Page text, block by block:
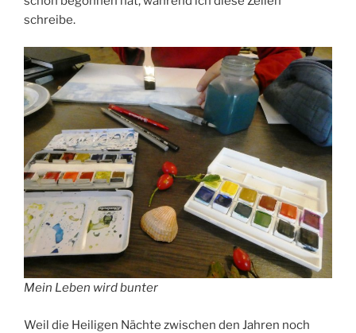
schreibe.
Mein Leben wird bunter
Weil die Heiligen Nächte zwischen den Jahren noch